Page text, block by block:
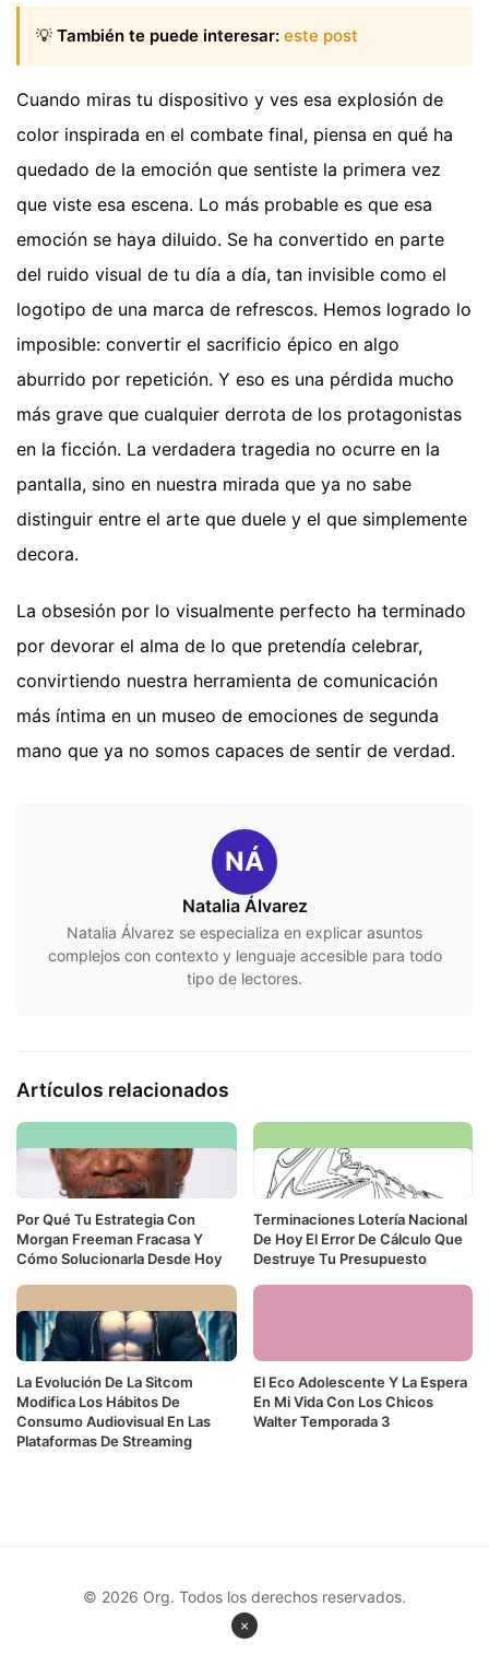
💡 También te puede interesar: este post
Cuando miras tu dispositivo y ves esa explosión de
color inspirada en el combate final, piensa en qué ha
quedado de la emoción que sentiste la primera vez
que viste esa escena. Lo más probable es que esa
emoción se haya diluido. Se ha convertido en parte
del ruido visual de tu día a día, tan invisible como el
logotipo de una marca de refrescos. Hemos logrado lo
imposible: convertir el sacrificio épico en algo
aburrido por repetición. Y eso es una pérdida mucho
más grave que cualquier derrota de los protagonistas
en la ficción. La verdadera tragedia no ocurre en la
pantalla, sino en nuestra mirada que ya no sabe
distinguir entre el arte que duele y el que simplemente
decora.
La obsesión por lo visualmente perfecto ha terminado
por devorar el alma de lo que pretendía celebrar,
convirtiendo nuestra herramienta de comunicación
más íntima en un museo de emociones de segunda
mano que ya no somos capaces de sentir de verdad.
NÁ
Natalia Álvarez
Natalia Álvarez se especializa en explicar asuntos
complejos con contexto y lenguaje accesible para todo
tipo de lectores.
Artículos relacionados
Por Qué Tu Estrategia Con
Morgan Freeman Fracasa Y
Cómo Solucionarla Desde Hoy
Terminaciones Lotería Nacional
De Hoy El Error De Cálculo Que
Destruye Tu Presupuesto
La Evolución De La Sitcom
Modifica Los Hábitos De
Consumo Audiovisual En Las
Plataformas De Streaming
El Eco Adolescente Y La Espera
En Mi Vida Con Los Chicos
Walter Temporada 3
×
© 2026 Org. Todos los derechos reservados.